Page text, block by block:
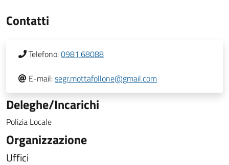
Contatti
Telefono:0981.68088
E-mail:segr.mottafollone@gmail.com
Deleghe/Incarichi
Polizia Locale
Organizzazione
Uffici